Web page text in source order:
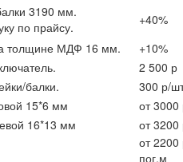
3190 мм.
по прайсу.
+40%
толщине МДФ 16 мм.
+10%
2 500 р
балки.
300 р/
15*6 мм
от
16*13 мм
от
от 2200
пог.м